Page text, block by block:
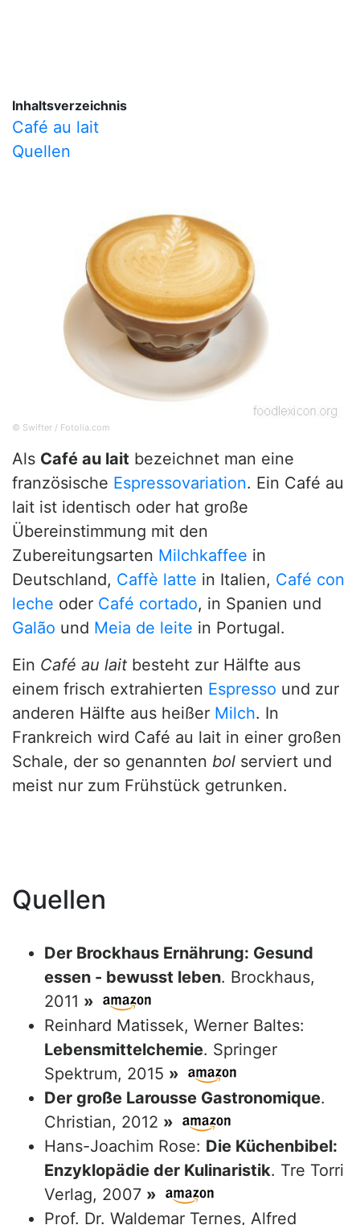
Inhaltsverzeichnis
Café au lait
Quellen
© Swifter / Fotolia.com
Als Café au lait bezeichnet man eine
französische Espressovariation. Ein Café au
lait ist identisch oder hat große
Übereinstimmung mit den
Zubereitungsarten Milchkaffee in
Deutschland, Caffè latte in Italien, Café con
leche oder Café cortado, in Spanien und
Galão und Meia de leite in Portugal.
Ein Café au lait besteht zur Hälfte aus
einem frisch extrahierten Espresso und zur
anderen Hälfte aus heißer Milch. In
Frankreich wird Café au lait in einer großen
Schale, der so genannten bol serviert und
meist nur zum Frühstück getrunken.
Quellen
Der Brockhaus Ernährung: Gesund
essen - bewusst leben. Brockhaus,
2011 »
Reinhard Matissek, Werner Baltes:
Lebensmittelchemie. Springer
Spektrum, 2015 »
Der große Larousse Gastronomique.
Christian, 2012 »
Hans-Joachim Rose: Die Küchenbibel:
Enzyklopädie der Kulinaristik. Tre Torri
Verlag, 2007 »
Prof. Dr. Waldemar Ternes, Alfred